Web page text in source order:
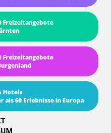
Freizeitangebote
Freizeitangebote
Hotels
als 60 Erlebnisse in Europa